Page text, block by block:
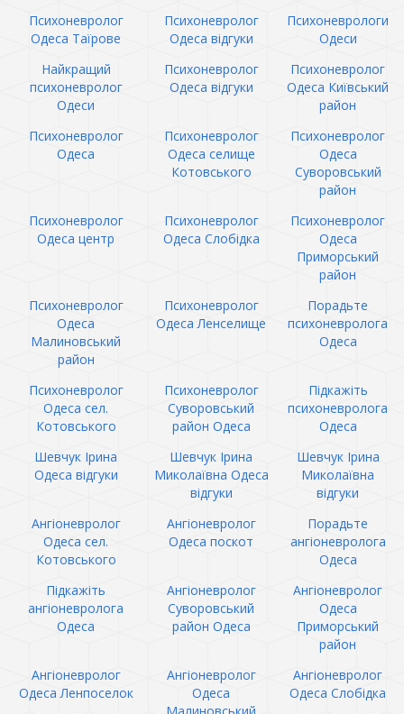
Психоневролог
Одеса Таїрове
Психоневролог
Одеса відгуки
Психоневрологи
Одеси
Найкращий
психоневролог
Одеси
Психоневролог
Одеса відгуки
Психоневролог
Одеса Київський
район
Психоневролог
Одеса
Психоневролог
Одеса селище
Котовського
Психоневролог
Одеса
Суворовський
район
Психоневролог
Одеса центр
Психоневролог
Одеса Слобідка
Психоневролог
Одеса
Приморський
район
Психоневролог
Одеса
Малиновський
район
Психоневролог
Одеса Ленселище
Порадьте
психоневролога
Одеса
Психоневролог
Одеса сел.
Котовського
Психоневролог
Суворовський
район Одеса
Підкажіть
психоневролога
Одеса
Шевчук Ірина
Одеса відгуки
Шевчук Ірина
Миколаївна Одеса
відгуки
Шевчук Ірина
Миколаївна
відгуки
Ангіоневролог
Одеса сел.
Котовського
Ангіоневролог
Одеса поскот
Порадьте
ангіоневролога
Одеса
Підкажіть
ангіоневролога
Одеса
Ангіоневролог
Суворовський
район Одеса
Ангіоневролог
Одеса
Приморський
район
Ангіоневролог
Одеса Ленпоселок
Ангіоневролог
Одеса
Ангіоневролог
Одеса Слобідка